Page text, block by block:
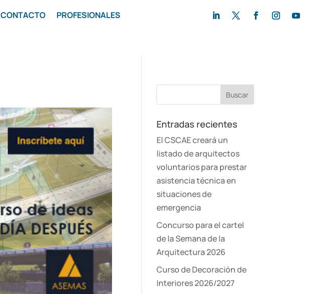
CONTACTO
PROFESIONALES
Entradas recientes
El CSCAE creará un
listado de arquitectos
voluntarios para prestar
asistencia técnica en
situaciones de
emergencia
Concurso para el cartel
de la Semana de la
Arquitectura 2026
Curso de Decoración de
Interiores 2026/2027